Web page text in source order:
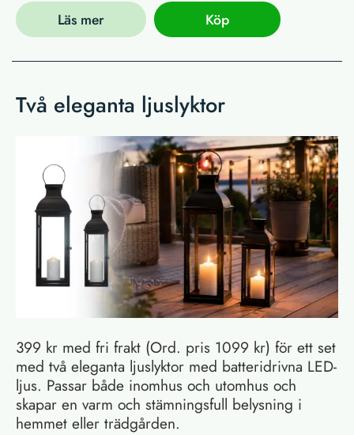
Läs mer Köp
Två eleganta ljuslyktor
399 kr med fri frakt (Ord. pris 1099 kr) för ett set
med två eleganta ljuslyktor med batteridrivna LED-
ljus. Passar både inomhus och utomhus och
skapar en varm och stämningsfull belysning i
hemmet eller trädgården.